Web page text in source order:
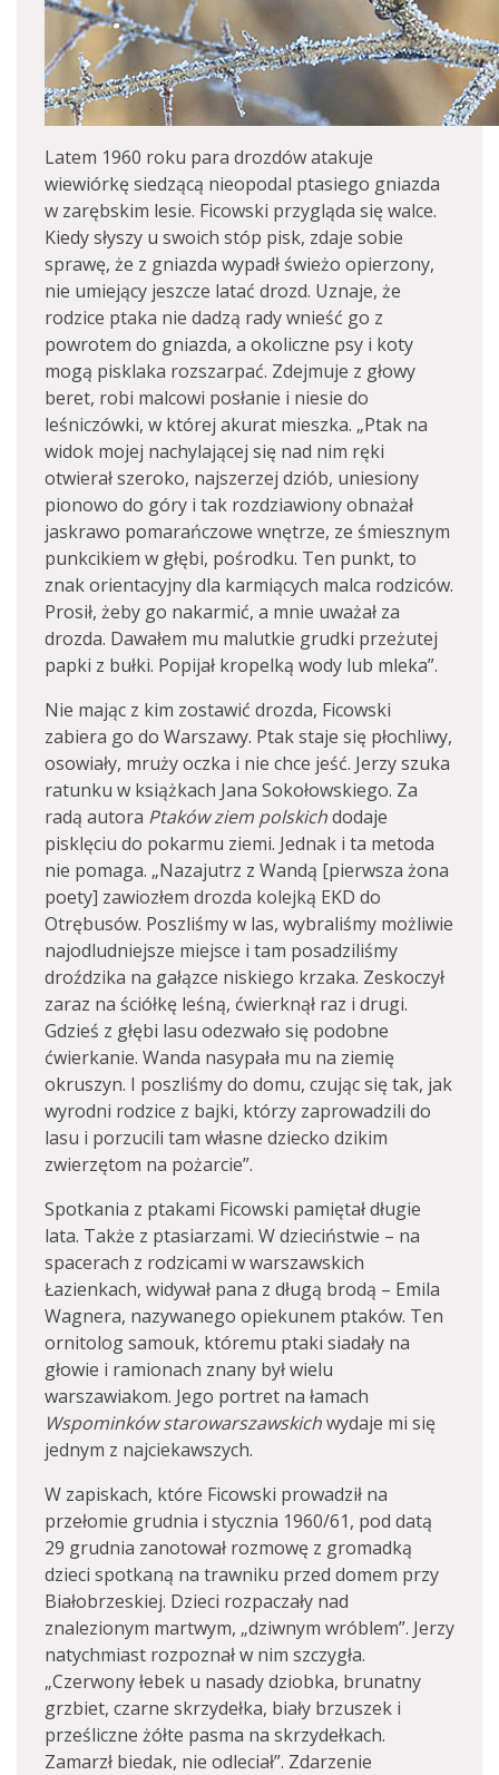
Latem 1960 roku para drozdów atakuje
wiewiórkę siedzącą nieopodal ptasiego gniazda
w zarębskim lesie. Ficowski przygląda się walce.
Kiedy słyszy u swoich stóp pisk, zdaje sobie
sprawę, że z gniazda wypadł świeżo opierzony,
nie umiejący jeszcze latać drozd. Uznaje, że
rodzice ptaka nie dadzą rady wnieść go z
powrotem do gniazda, a okoliczne psy i koty
mogą pisklaka rozszarpać. Zdejmuje z głowy
beret, robi malcowi posłanie i niesie do
leśniczówki, w której akurat mieszka. „Ptak na
widok mojej nachylającej się nad nim ręki
otwierał szeroko, najszerzej dziób, uniesiony
pionowo do góry i tak rozdziawiony obnażał
jaskrawo pomarańczowe wnętrze, ze śmiesznym
punkcikiem w głębi, pośrodku. Ten punkt, to
znak orientacyjny dla karmiących malca rodziców.
Prosił, żeby go nakarmić, a mnie uważał za
drozda. Dawałem mu malutkie grudki przeżutej
papki z bułki. Popijał kropelką wody lub mleka”.
Nie mając z kim zostawić drozda, Ficowski
zabiera go do Warszawy. Ptak staje się płochliwy,
osowiały, mruży oczka i nie chce jeść. Jerzy szuka
ratunku w książkach Jana Sokołowskiego. Za
radą autora Ptaków ziem polskichdodaje
pisklęciu do pokarmu ziemi. Jednak i ta metoda
nie pomaga. „Nazajutrz z Wandą [pierwsza żona
poety] zawiozłem drozda kolejką EKD do
Otrębusów. Poszliśmy w las, wybraliśmy możliwie
najodludniejsze miejsce i tam posadziliśmy
droździka na gałązce niskiego krzaka. Zeskoczył
zaraz na ściółkę leśną, ćwierknął raz i drugi.
Gdzieś z głębi lasu odezwało się podobne
ćwierkanie. Wanda nasypała mu na ziemię
okruszyn. I poszliśmy do domu, czując się tak, jak
wyrodni rodzice z bajki, którzy zaprowadzili do
lasu i porzucili tam własne dziecko dzikim
zwierzętom na pożarcie”.
Spotkania z ptakami Ficowski pamiętał długie
lata. Także z ptasiarzami. W dzieciństwie – na
spacerach z rodzicami w warszawskich
Łazienkach, widywał pana z długą brodą – Emila
Wagnera, nazywanego opiekunem ptaków. Ten
ornitolog samouk, któremu ptaki siadały na
głowie i ramionach znany był wielu
warszawiakom. Jego portret na łamach
Wspominków starowarszawskichwydaje mi się
jednym z najciekawszych.
W zapiskach, które Ficowski prowadził na
przełomie grudnia i stycznia 1960/61, pod datą
29 grudnia zanotował rozmowę z gromadką
dzieci spotkaną na trawniku przed domem przy
Białobrzeskiej. Dzieci rozpaczały nad
znalezionym martwym, „dziwnym wróblem”. Jerzy
natychmiast rozpoznał w nim szczygła.
„Czerwony łebek u nasady dziobka, brunatny
grzbiet, czarne skrzydełka, biały brzuszek i
prześliczne żółte pasma na skrzydełkach.
Zamarzł biedak, nie odleciał”. Zdarzenie